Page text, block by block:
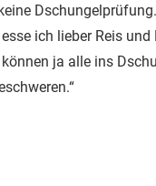
ich lieber Reis und
können ja alle ins